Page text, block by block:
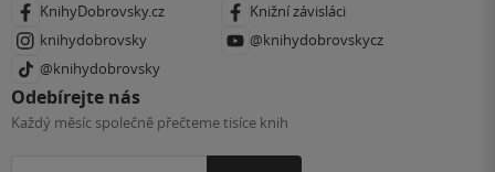
KnihyDobrovsky.cz
Knižní závisláci
knihydobrovsky
@knihydobrovskycz
@knihydobrovsky
Odebírejte nás
Každý měsíc společně přečteme tisíce knih